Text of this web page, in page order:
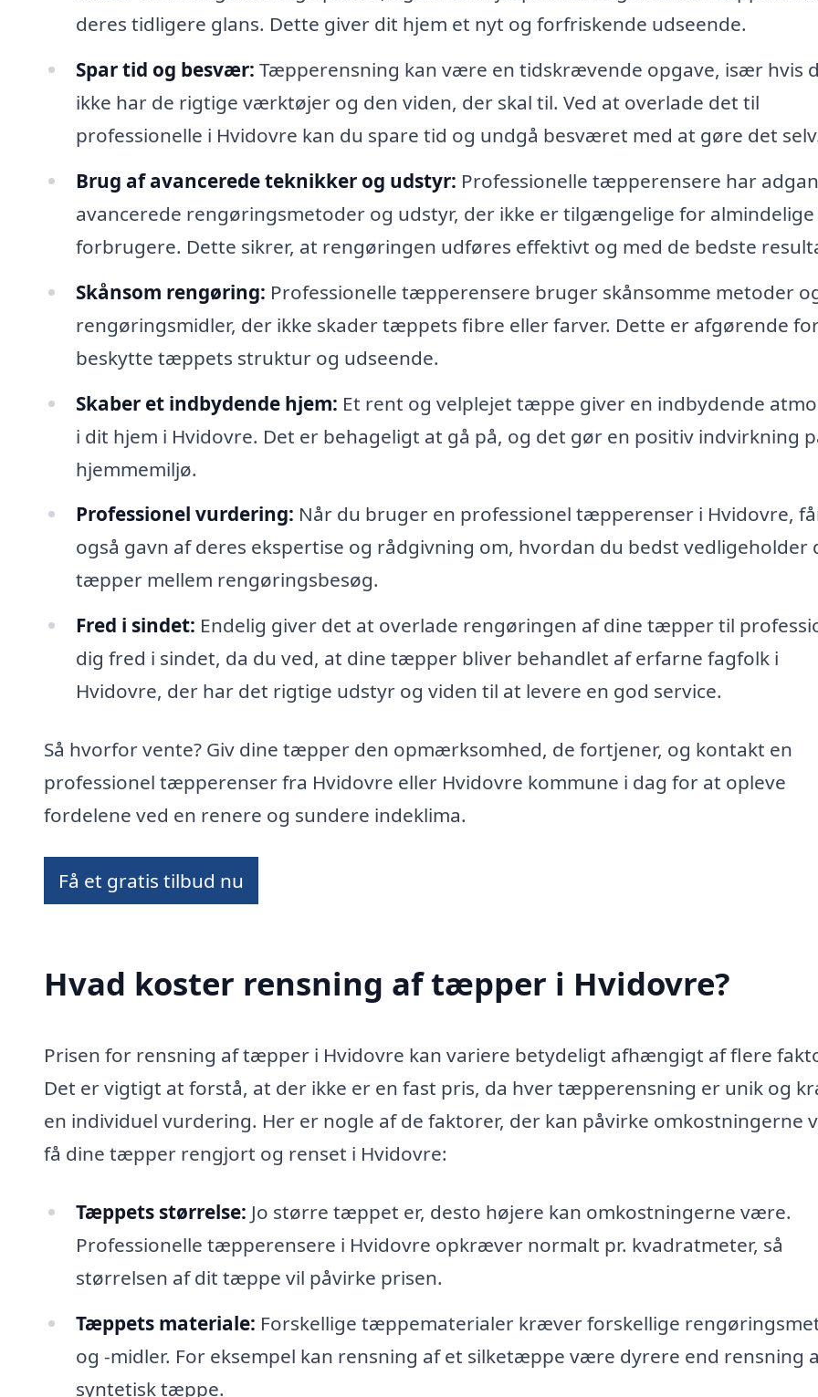
deres tidligere glans. Dette giver dit hjem et nyt og forfriskende udseende.
Spar tid og besvær: Tæpperensning kan være en tidskrævende opgave, især hvis
ikke har de rigtige værktøjer og den viden, der skal til. Ved at overlade det til
professionelle i Hvidovre kan du spare tid og undgå besværet med at gøre det
Brug af avancerede teknikker og udstyr: Professionelle tæpperensere har
avancerede rengøringsmetoder og udstyr, der ikke er tilgængelige for almindelige
forbrugere. Dette sikrer, at rengøringen udføres effektivt og med de bedste
Skånsom rengøring: Professionelle tæpperensere bruger skånsomme metoder
rengøringsmidler, der ikke skader tæppets fibre eller farver. Dette er afgørende
beskytte tæppets struktur og udseende.
Skaber et indbydende hjem: Et rent og velplejet tæppe giver en indbydende
i dit hjem i Hvidovre. Det er behageligt at gå på, og det gør en positiv indvirkning
hjemmemiljø.
Professionel vurdering: Når du bruger en professionel tæpperenser i Hvidovre,
også gavn af deres ekspertise og rådgivning om, hvordan du bedst vedligeholder
tæpper mellem rengøringsbesøg.
Fred i sindet: Endelig giver det at overlade rengøringen af dine tæpper til
dig fred i sindet, da du ved, at dine tæpper bliver behandlet af erfarne fagfolk i
Hvidovre, der har det rigtige udstyr og viden til at levere en god service.
Så hvorfor vente? Giv dine tæpper den opmærksomhed, de fortjener, og kontakt en
professionel tæpperenser fra Hvidovre eller Hvidovre kommune i dag for at opleve
fordelene ved en renere og sundere indeklima.
Få et gratis tilbud nu
Hvad koster rensning af tæpper i Hvidovre?
Prisen for rensning af tæpper i Hvidovre kan variere betydeligt afhængigt af flere
Det er vigtigt at forstå, at der ikke er en fast pris, da hver tæpperensning er unik og
en individuel vurdering. Her er nogle af de faktorer, der kan påvirke omkostningerne
få dine tæpper rengjort og renset i Hvidovre:
Tæppets størrelse: Jo større tæppet er, desto højere kan omkostningerne være.
Professionelle tæpperensere i Hvidovre opkræver normalt pr. kvadratmeter, så
størrelsen af dit tæppe vil påvirke prisen.
Tæppets materiale: Forskellige tæppematerialer kræver forskellige
og -midler. For eksempel kan rensning af et silketæppe være dyrere end rensning
syntetisk tæppe.